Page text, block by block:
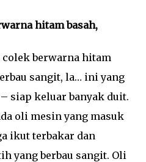
hitam basah,
berwarna hitam
sangit, la… ini yang
siap keluar banyak duit.
oli mesin yang masuk
ikut terbakar dan
yang berbau sangit. Oli